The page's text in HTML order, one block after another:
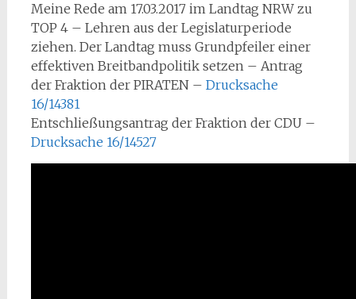
Meine Rede am 17.03.2017 im Landtag NRW zu
TOP 4 – Lehren aus der Legislaturperiode
ziehen. Der Landtag muss Grundpfeiler einer
effektiven Breitbandpolitik setzen – Antrag
der Fraktion der PIRATEN – Drucksache
16/14381
Entschließungsantrag der Fraktion der CDU –
Drucksache 16/14527